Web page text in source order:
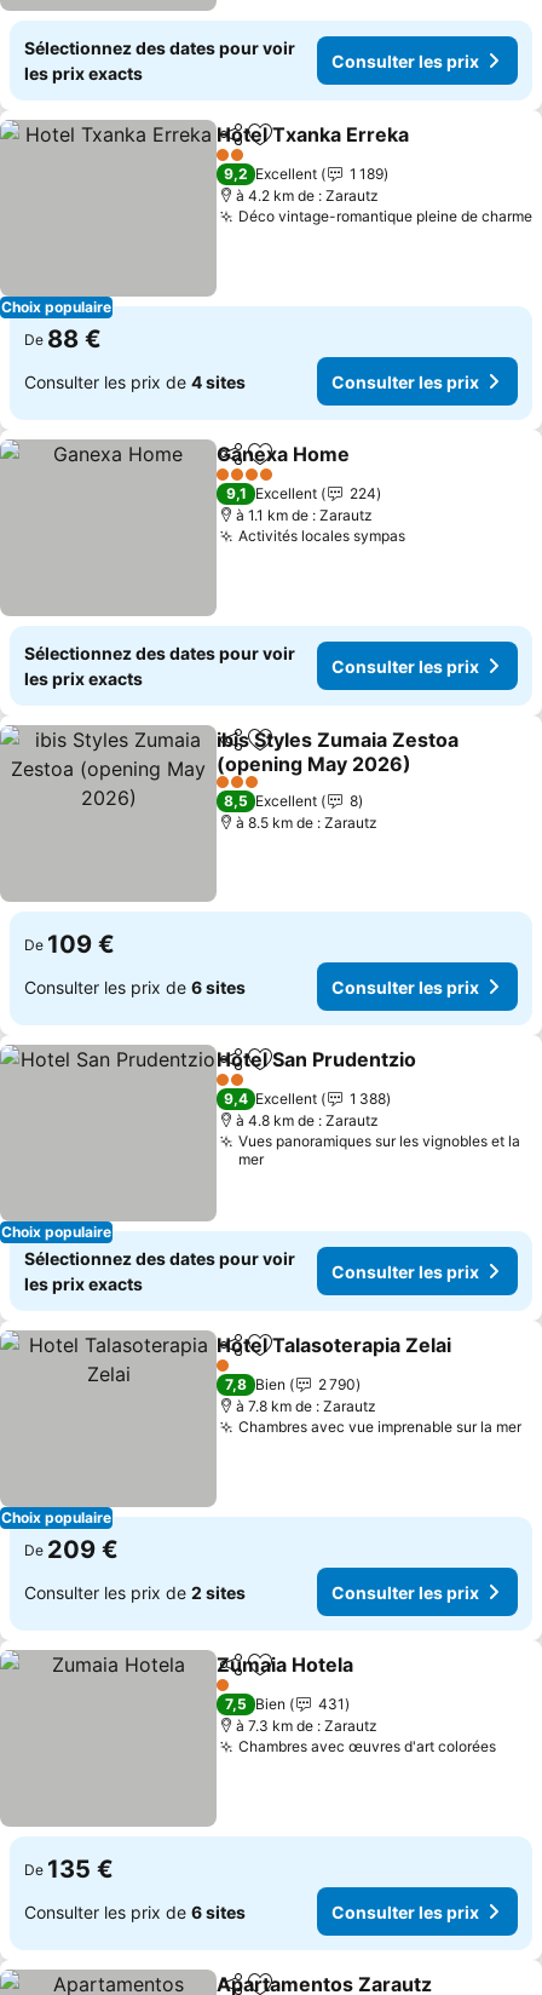
Sélectionnez des dates pour voir
les prix exacts
Consulter les prix
Choix populaire
PartagerAjouter à mes favoris
Hotel Txanka Erreka
2 Étoiles
9,2 Excellent
1 189
à 4.2 km de : Zarautz
Déco vintage-romantique pleine de charme
De 88 €
Consulter les prix de 4 sites Consulter les prix
PartagerAjouter à mes favoris
Ganexa Home
4 Étoiles
9,1 Excellent
224
à 1.1 km de : Zarautz
Activités locales sympasConsulter les
Sélectionnez des dates pour voir
les prix exacts
Consulter les prix
PartagerAjouter à mes favoris
ibis Styles Zumaia Zestoa
(opening May 2026)
Consulter les prix
3 Étoiles
8,5 Excellent
8
à 8.5 km de : Zarautz
De 109 €
Consulter les prix de 6 sites Consulter les prix
Choix populaire
PartagerAjouter à mes favoris
Hotel San Prudentzio
2 Étoiles
9,4 Excellent
1 388
à 4.8 km de : Zarautz
Vues panoramiques sur les vignobles et la
mer
Sélectionnez des dates pour voir
les prix exacts
Consulter les prix
Choix populaire
PartagerAjouter à mes favoris
Hotel Talasoterapia Zelai
1 Étoiles
7,8 Bien
2 790
à 7.8 km de : Zarautz
Chambres avec vue imprenable sur la mer
De 209 €
Consulter les prix de 2 sites Consulter les prix
PartagerAjouter à mes favoris
Zumaia Hotela
1 Étoiles
7,5 Bien
431
à 7.3 km de : Zarautz
Chambres avec œuvres d'art colorées
De 135 €
Consulter les prix de 6 sites Consulter les prix
Apartamentos Zarautz